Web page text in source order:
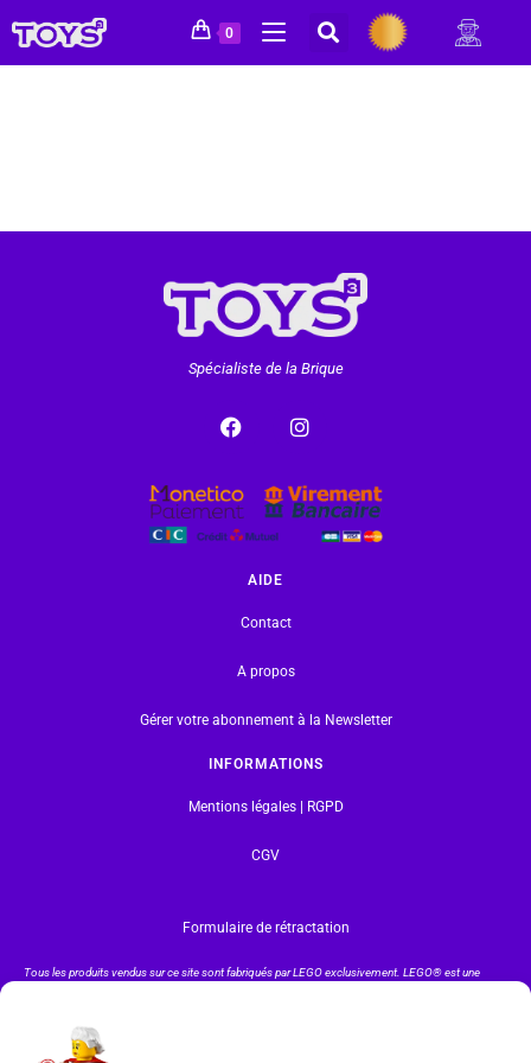
0
Spécialiste de la Brique
AIDE
Contact
A propos
Gérer votre abonnement à la Newsletter
INFORMATIONS
Mentions légales | RGPD
CGV
Formulaire de rétractation
Tous les produits vendus sur ce site sont fabriqués par LEGO exclusivement. LEGO® est une
INSCRIPTION À LA NEWSLETTER